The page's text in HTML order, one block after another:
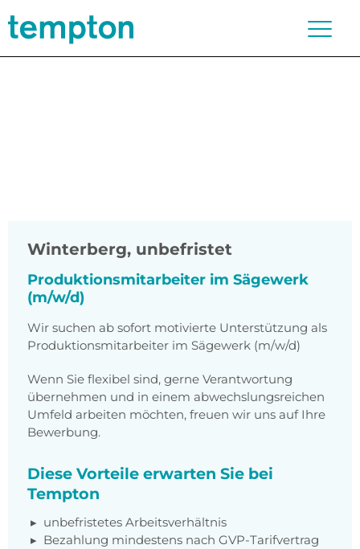
Winterberg, unbefristet
Produktionsmitarbeiter im Sägewerk
(m/w/d)
Wir suchen ab sofort motivierte Unterstützung als
Produktionsmitarbeiter im Sägewerk (m/w/d)
Wenn Sie flexibel sind, gerne Verantwortung
übernehmen und in einem abwechslungsreichen
Umfeld arbeiten möchten, freuen wir uns auf Ihre
Bewerbung.
Diese Vorteile erwarten Sie bei
Tempton
unbefristetes Arbeitsverhältnis
Bezahlung mindestens nach GVP-Tarifvertrag